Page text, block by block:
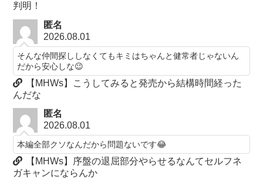
判明！
匿名
2026.08.01
そんな仲間探ししなくてもキミはちゃんと健常者じゃないん
だから安心しな😉
【MHWs】こうしてみると発売から結構時間経った
んだな
匿名
2026.08.01
本編全部クソなんだから問題ないです😂
【MHWs】序盤の退屈部分やらせるなんてセルフネ
ガキャンにならんか